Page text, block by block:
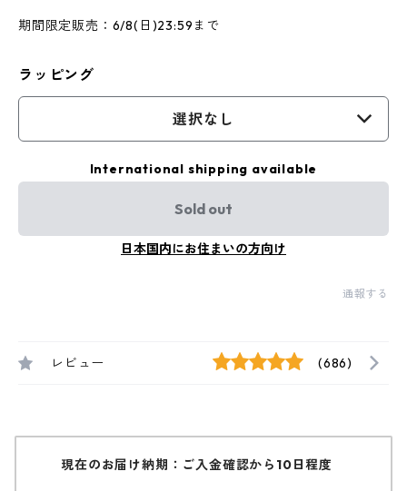
期間限定販売：6/8(日)23:59まで
ラッピング
選択なし
International shipping available
Sold out
日本国内にお住まいの方向け
通報する
レビュー (686)
現在のお届け納期：ご入金確認から10日程度